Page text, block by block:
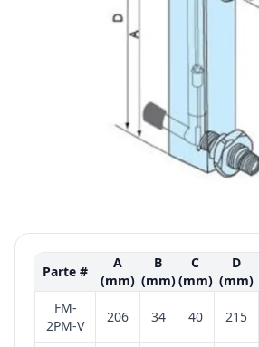
Parte #
A
(mm)
B
(mm)
C
(mm)
D
(mm)
FM-
2PM-V
206 34 40 215